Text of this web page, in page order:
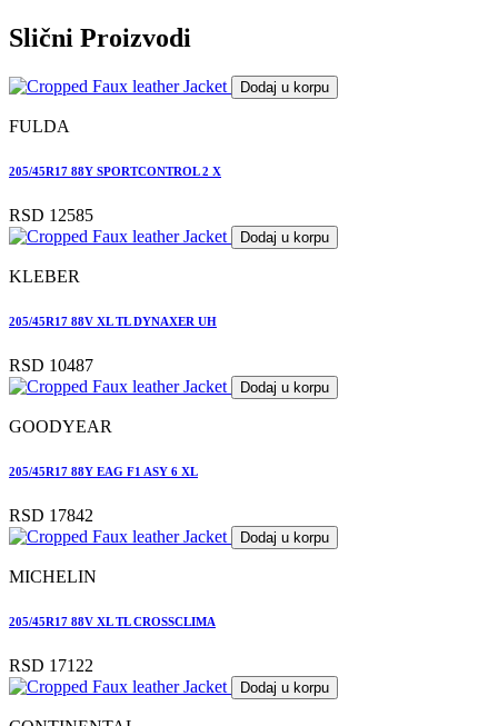
Slični Proizvodi
Dodaj u korpu
FULDA
205/45R17 88Y SPORTCONTROL 2 X
RSD 12585
Dodaj u korpu
KLEBER
205/45R17 88V XL TL DYNAXER UH
RSD 10487
Dodaj u korpu
GOODYEAR
205/45R17 88Y EAG F1 ASY 6 XL
RSD 17842
Dodaj u korpu
MICHELIN
205/45R17 88V XL TL CROSSCLIMA
RSD 17122
Dodaj u korpu